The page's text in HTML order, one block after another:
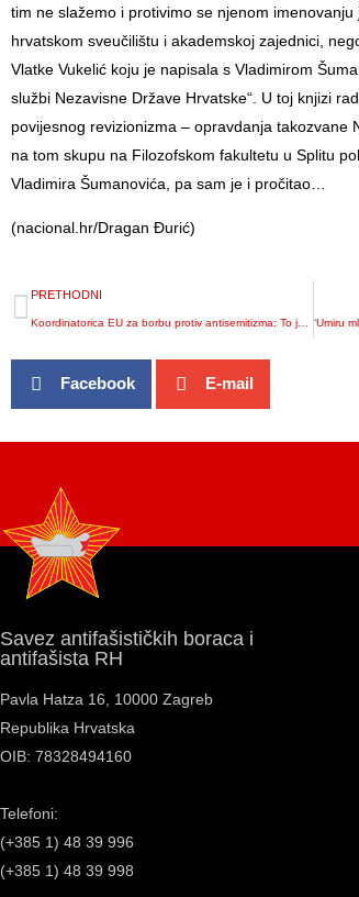
tim ne slažemo i protivimo se njenom
hrvatskom sveučilištu i akademskoj zajednici,
Vlatke Vukelić koju je napisala s Vladimirom
službi Nezavisne Države Hrvatske“. U toj knjizi
povijesnog revizionizma – opravdanja takozvane
na tom skupu na Filozofskom fakultetu u Splitu
Vladimira Šumanovića, pa sam je i pročitao…
(nacional.hr/Dragan Đurić)
PRETHODNI
Facebook E-mail
Savez antifašističkih boraca i
antifašista RH
Pavla Hatza 16, 10000 Zagreb
Republika Hrvatska
OIB: 78328494160
Telefoni:
(+385 1) 48 39 996
(+385 1) 48 39 998